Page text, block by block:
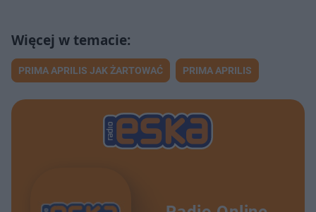
PRIMA APRILIS JAK ŻARTOWAĆ PRIMA APRILIS